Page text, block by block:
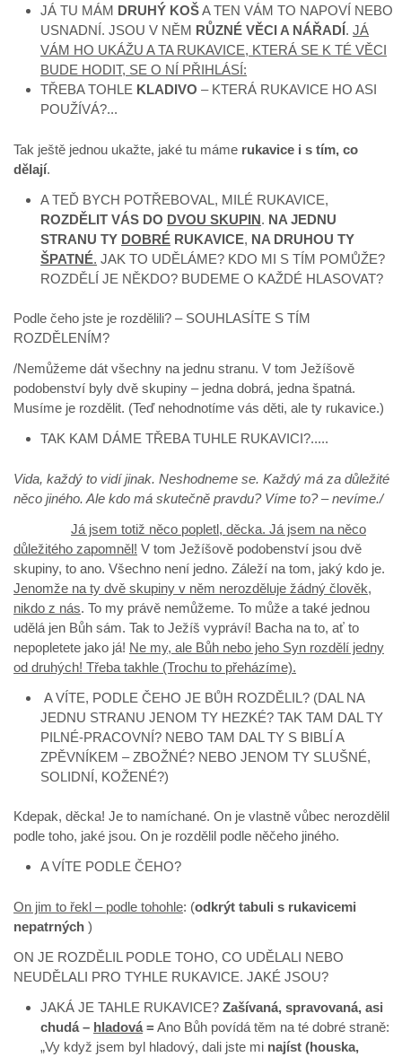
JÁ TU MÁM DRUHÝ KOŠA TEN VÁM TO NAPOVÍ NEBO
USNADNÍ. JSOU V NĚM RŮZNÉ VĚCI A NÁŘADÍ. JÁ
VÁM HO UKÁŽU A TA RUKAVICE, KTERÁ SE K TÉ VĚCI
BUDE HODIT, SE O NÍ PŘIHLÁSÍ:
TŘEBA TOHLE KLADIVO – KTERÁ RUKAVICE HO ASI
POUŽÍVÁ?...
Tak ještě jednou ukažte, jaké tu máme rukavice i s tím, co
dělají.
A TEĎ BYCH POTŘEBOVAL, MILÉ RUKAVICE,
ROZDĚLIT VÁS DO DVOU SKUPIN. NA JEDNU
STRANU TY DOBRÉ RUKAVICE, NA DRUHOU TY
ŠPATNÉ. JAK TO UDĚLÁME? KDO MI S TÍM POMŮŽE?
ROZDĚLÍ JE NĚKDO? BUDEME O KAŽDÉ HLASOVAT?
Podle čeho jste je rozdělili? – SOUHLASÍTE S TÍM
ROZDĚLENÍM?
/Nemůžeme dát všechny na jednu stranu. V tom Ježíšově
podobenství byly dvě skupiny – jedna dobrá, jedna špatná.
Musíme je rozdělit. (Teď nehodnotíme vás děti, ale ty rukavice.)
TAK KAM DÁME TŘEBA TUHLE RUKAVICI?.....
Vida, každý to vidí jinak. Neshodneme se. Každý má za důležité
něco jiného. Ale kdo má skutečně pravdu? Víme to? – nevíme./
Já jsem totiž něco popletl, děcka. Já jsem na něco
důležitého zapomněl! V tom Ježíšově podobenství jsou dvě
skupiny, to ano. Všechno není jedno. Záleží na tom, jaký kdo je.
Jenomže na ty dvě skupiny v něm nerozděluje žádný člověk,
nikdo z nás. To my právě nemůžeme. To může a také jednou
udělá jen Bůh sám. Tak to Ježíš vypráví! Bacha na to, ať to
nepopletete jako já! Ne my, ale Bůh nebo jeho Syn rozdělí jedny
od druhých! Třeba takhle (Trochu to přeházíme).
A VÍTE, PODLE ČEHO JE BŮH ROZDĚLIL? (DAL NA
JEDNU STRANU JENOM TY HEZKÉ? TAK TAM DAL TY
PILNÉ-PRACOVNÍ? NEBO TAM DAL TY S BIBLÍ A
ZPĚVNÍKEM – ZBOŽNÉ? NEBO JENOM TY SLUŠNÉ,
SOLIDNÍ, KOŽENÉ?)
Kdepak, děcka! Je to namíchané. On je vlastně vůbec nerozdělil
podle toho, jaké jsou. On je rozdělil podle něčeho jiného.
A VÍTE PODLE ČEHO?
On jim to řekl – podle tohohle: (odkrýt tabuli s rukavicemi
nepatrných )
ON JE ROZDĚLIL PODLE TOHO, CO UDĚLALI NEBO
NEUDĚLALI PRO TYHLE RUKAVICE. JAKÉ JSOU?
JAKÁ JE TAHLE RUKAVICE? Zašívaná, spravovaná, asi
chudá – hladová =Ano Bůh povídá těm na té dobré straně:
„Vy když jsem byl hladový, dali jste mi najíst (houska,